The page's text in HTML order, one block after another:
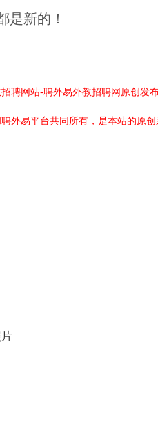
是新的！
聘网站-聘外易外教招聘网原创发
外易平台共同所有，是本站的原